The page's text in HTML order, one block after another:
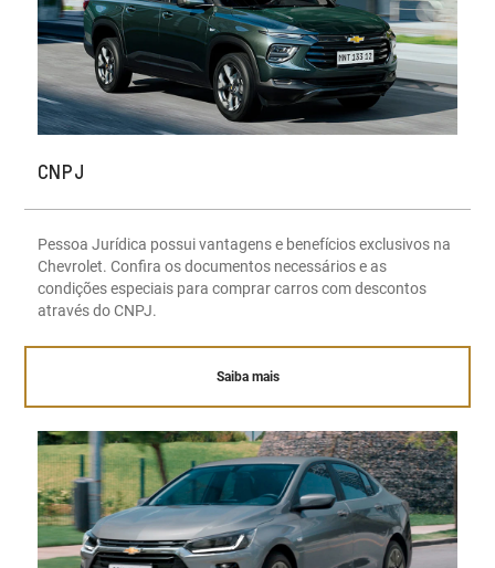
CNPJ
Pessoa Jurídica possui vantagens e benefícios exclusivos na
Chevrolet. Confira os documentos necessários e as
condições especiais para comprar carros com descontos
através do CNPJ.
Saiba mais